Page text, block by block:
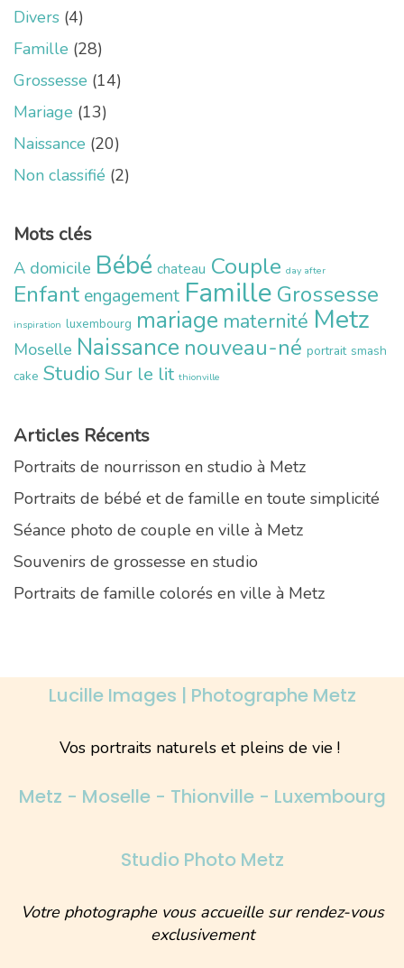
Divers (4)
Famille (28)
Grossesse (14)
Mariage (13)
Naissance (20)
Non classifié (2)
Mots clés
A domicile Bébé chateau Couple day after
Enfant engagement Famille Grossesse
inspiration luxembourg mariage maternité Metz
Moselle Naissance nouveau-né portrait smash
cake Studio Sur le lit thionville
Articles Récents
Portraits de nourrisson en studio à Metz
Portraits de bébé et de famille en toute simplicité
Séance photo de couple en ville à Metz
Souvenirs de grossesse en studio
Portraits de famille colorés en ville à Metz
Lucille Images | Photographe Metz
Vos portraits naturels et pleins de vie !
Metz - Moselle - Thionville - Luxembourg
Studio Photo Metz
Votre photographe vous accueille sur rendez-vous
exclusivement